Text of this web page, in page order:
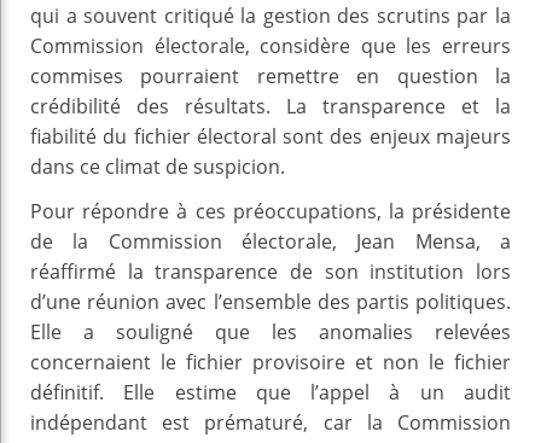
qui a souvent critiqué la gestion des scrutins par la
Commission électorale, considère que les erreurs
commises pourraient remettre en question la
crédibilité des résultats. La transparence et la
fiabilité du fichier électoral sont des enjeux majeurs
dans ce climat de suspicion.
Pour répondre à ces préoccupations, la présidente
de la Commission électorale, Jean Mensa, a
réaffirmé la transparence de son institution lors
d’une réunion avec l’ensemble des partis politiques.
Elle a souligné que les anomalies relevées
concernaient le fichier provisoire et non le fichier
définitif. Elle estime que l’appel à un audit
indépendant est prématuré, car la Commission